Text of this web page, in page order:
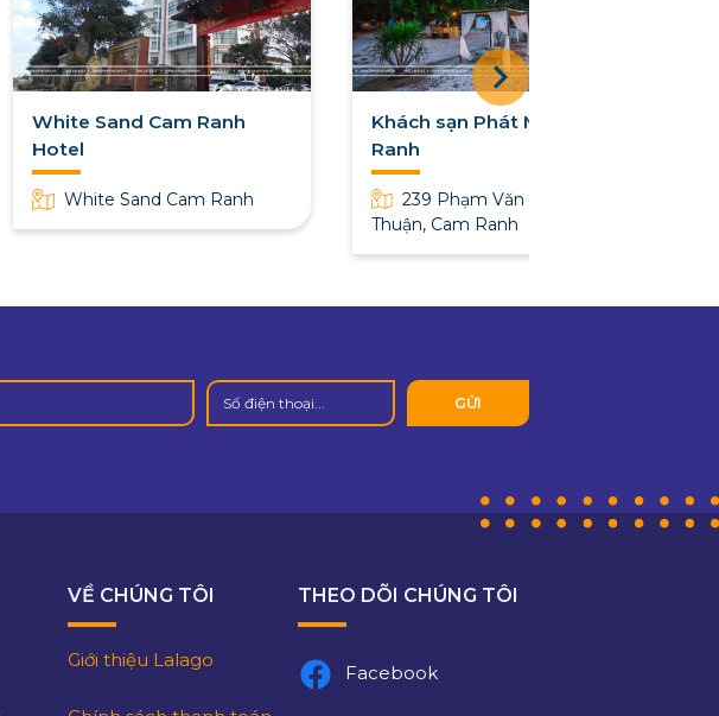
White Sand Cam Ranh
Hotel
White Sand Cam Ranh
Khách sạn Phát Minh Cam
Ranh
239 Phạm Văn Đồng, Cam
Thuận, Cam Ranh
VỀ CHÚNG TÔI
Giới thiệu Lalago
THEO DÕI CHÚNG TÔI
Facebook